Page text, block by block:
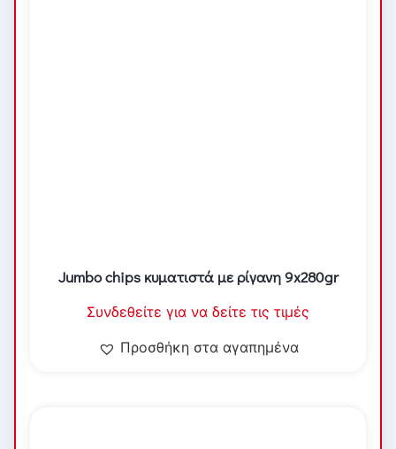
Jumbo chips κυματιστά με ρίγανη 9x280gr
Συνδεθείτε για να δείτε τις τιμές
Προσθήκη στα αγαπημένα